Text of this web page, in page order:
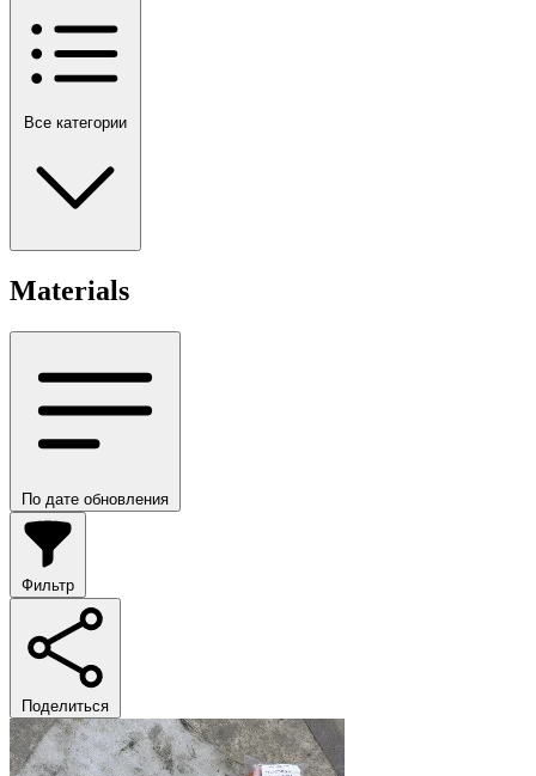
Все категории
Materials
По дате обновления
Фильтр
Поделиться